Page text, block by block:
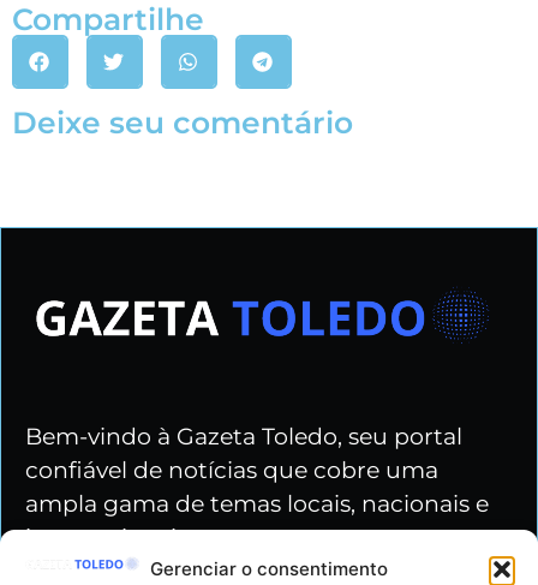
Gerenciar o consentimento
Compartilhe
Deixe seu comentário
Bem-vindo à Gazeta Toledo, seu portal
confiável de notícias que cobre uma
ampla gama de temas locais, nacionais e
internacionais.